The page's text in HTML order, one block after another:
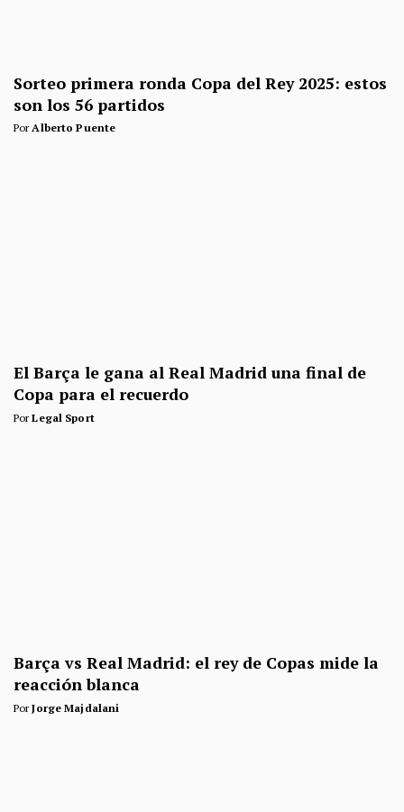
Sorteo primera ronda Copa del Rey 2025: estos
son los 56 partidos
PorAlberto Puente
El Barça le gana al Real Madrid una final de
Copa para el recuerdo
PorLegal Sport
Barça vs Real Madrid: el rey de Copas mide la
reacción blanca
PorJorge Majdalani